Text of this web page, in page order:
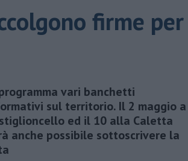
firme per
vari banchetti
sul territorio. Il 2 maggio a
ed il 10 alla Caletta
anche possibile sottoscrivere la